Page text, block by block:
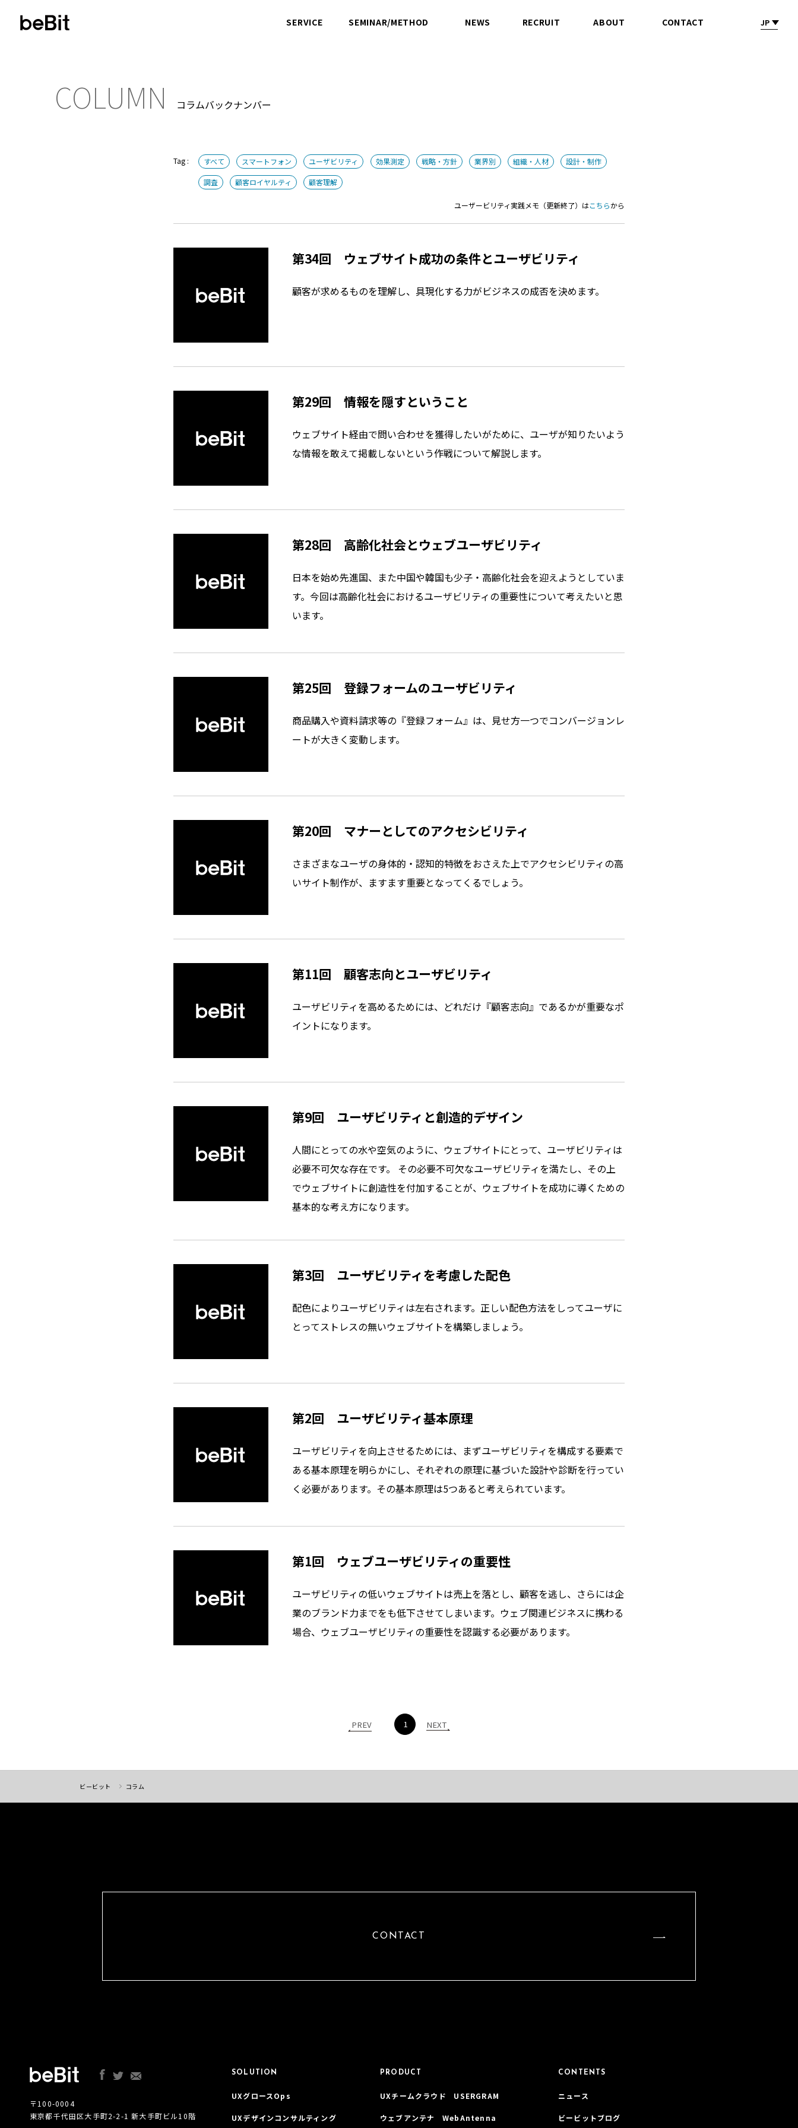
SERVICE SEMINAR/METHOD NEWS RECRUIT ABOUT CONTACT JP
COLUMN コラムバックナンバー
フィルター
Tag : すべて スマートフォン ユーザビリティ 効果測定 戦略・方針 業界別 組織・人材 設計・制作
調査 顧客ロイヤルティ 顧客理解
ユーザービリティ実践メモ（更新終了）はこちらから
第34回 ウェブサイト成功の条件とユーザビリティ
顧客が求めるものを理解し、具現化する力がビジネスの成否を決めます。
第29回 情報を隠すということ
ウェブサイト経由で問い合わせを獲得したいがために、ユーザが知りたいよう
な情報を敢えて掲載しないという作戦について解説します。
第28回 高齢化社会とウェブユーザビリティ
日本を始め先進国、また中国や韓国も少子・高齢化社会を迎えようとしていま
す。今回は高齢化社会におけるユーザビリティの重要性について考えたいと思
います。
第25回 登録フォームのユーザビリティ
商品購入や資料請求等の『登録フォーム』は、見せ方一つでコンバージョンレ
ートが大きく変動します。
第20回 マナーとしてのアクセシビリティ
さまざまなユーザの身体的・認知的特徴をおさえた上でアクセシビリティの高
いサイト制作が、ますます重要となってくるでしょう。
第11回 顧客志向とユーザビリティ
ユーザビリティを高めるためには、どれだけ『顧客志向』であるかが重要なポ
イントになります。
第9回 ユーザビリティと創造的デザイン
人間にとっての水や空気のように、ウェブサイトにとって、ユーザビリティは
必要不可欠な存在です。 その必要不可欠なユーザビリティを満たし、その上
でウェブサイトに創造性を付加することが、ウェブサイトを成功に導くための
基本的な考え方になります。
第3回 ユーザビリティを考慮した配色
配色によりユーザビリティは左右されます。正しい配色方法をしってユーザに
とってストレスの無いウェブサイトを構築しましょう。
第2回 ユーザビリティ基本原理
ユーザビリティを向上させるためには、まずユーザビリティを構成する要素で
ある基本原理を明らかにし、それぞれの原理に基づいた設計や診断を行ってい
く必要があります。その基本原理は5つあると考えられています。
第1回 ウェブユーザビリティの重要性
ユーザビリティの低いウェブサイトは売上を落とし、顧客を逃し、さらには企
業のブランド力までをも低下させてしまいます。ウェブ関連ビジネスに携わる
場合、ウェブユーザビリティの重要性を認識する必要があります。
PREV 1 NEXT
ビービット コラム
CONTACT
〒100-0004
東京都千代田区大手町2-2-1 新大手町ビル10階
SOLUTION
UXグロースOps
UXデザインコンサルティング
PRODUCT
UXチームクラウド USERGRAM
ウェブアンテナ WebAntenna
CONTENTS
ニュース
ビービットブログ